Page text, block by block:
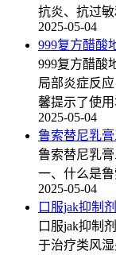
抗炎、抗过
2025-05-04
999复方醋酸
999复方醋酸
局部炎症反
馨提示了使
2025-05-04
鲁索替尼乳
鲁索替尼乳
一、什么是
2025-05-04
口服jak抑制
口服jak抑制
于治疗类风